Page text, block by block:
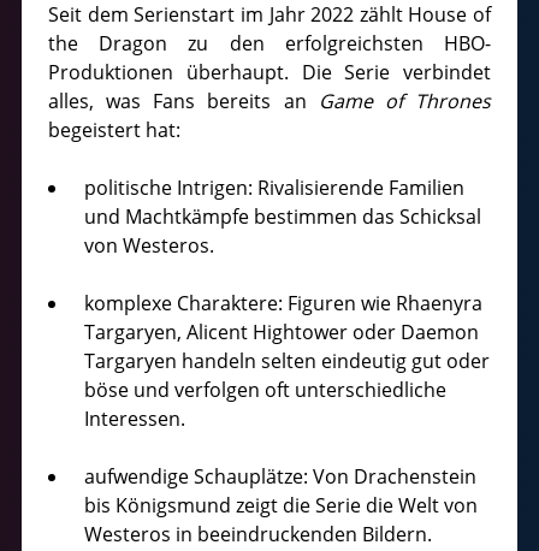
Seit dem Serienstart im Jahr 2022 zählt House of
the Dragon zu den erfolgreichsten HBO-
Produktionen überhaupt. Die Serie verbindet
alles, was Fans bereits an Game of Thrones
begeistert hat:
politische Intrigen: Rivalisierende Familien
und Machtkämpfe bestimmen das Schicksal
von Westeros.
komplexe Charaktere: Figuren wie Rhaenyra
Targaryen, Alicent Hightower oder Daemon
Targaryen handeln selten eindeutig gut oder
böse und verfolgen oft unterschiedliche
Interessen.
aufwendige Schauplätze: Von Drachenstein
bis Königsmund zeigt die Serie die Welt von
Westeros in beeindruckenden Bildern.